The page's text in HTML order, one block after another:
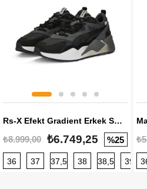
Rs-X Efekt Gradient Erkek Sneaker
₺8.999,00 ₺6.749,25 %25
36 37 37,5 38 38,5 39